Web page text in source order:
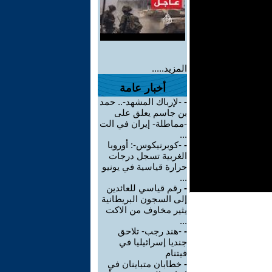
المزيد.....
أخبار عامة
- -لإرباك المشهد-.. حمد
بن جاسم يعلق على
-مماطلة- إيران في الت
...
- -كوبرنيكوس-: أوروبا
الغربية تسجل درجات
حرارة قياسية في يونيو
...
- رقم قياسي للعائدين
إلى السجون البريطانية
يثير مخاوف من الاكت
...
- -هند رجب- تلاحق
جنديا إسرائيليا في
فيتنام
- خطابان متباينان في